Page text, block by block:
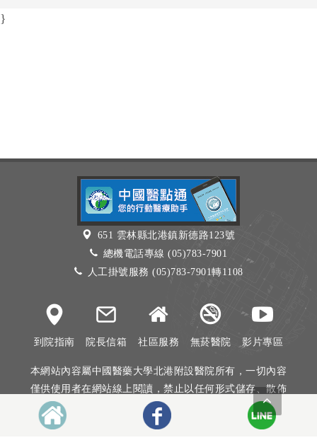
}
651 雲林縣北港鎮新德路123號
總機電話專線 (05)783-7901
人工掛號服務 (05)783-7901轉1108
到院指南 院長信箱 社區服務 無菸醫院 影片專區
本網站內容屬中國醫藥大學北港附設醫院所有，一切內容
僅供使用者在網站線上閱讀，禁止以任何形式儲存、散佈
或重製部分或全部內容
本網站建議以Internet Explorer 10以上、Firefox或Google